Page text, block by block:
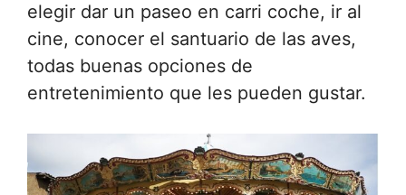
elegir dar un paseo en carri coche, ir al
cine, conocer el santuario de las aves,
todas buenas opciones de
entretenimiento que les pueden gustar.